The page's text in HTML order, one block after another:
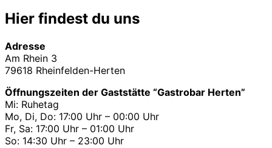
Hier findest du uns
Adresse
Am Rhein 3
79618 Rheinfelden-Herten
Öffnungszeiten der Gaststätte “Gastrobar Herten”
Mi: Ruhetag
Mo, Di, Do: 17:00 Uhr – 00:00 Uhr
Fr, Sa: 17:00 Uhr – 01:00 Uhr
So: 14:30 Uhr – 23:00 Uhr